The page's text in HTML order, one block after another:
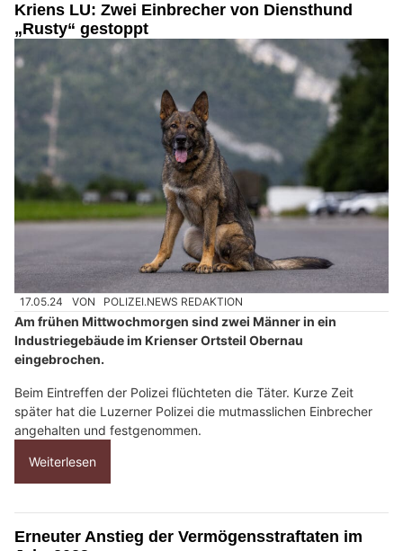
Kriens LU: Zwei Einbrecher von Diensthund
„Rusty“ gestoppt
17.05.24 VON POLIZEI.NEWS REDAKTION
Am frühen Mittwochmorgen sind zwei Männer in ein
Industriegebäude im Krienser Ortsteil Obernau
eingebrochen.
Beim Eintreffen der Polizei flüchteten die Täter. Kurze Zeit
später hat die Luzerner Polizei die mutmasslichen Einbrecher
angehalten und festgenommen.
Weiterlesen
Erneuter Anstieg der Vermögensstraftaten im